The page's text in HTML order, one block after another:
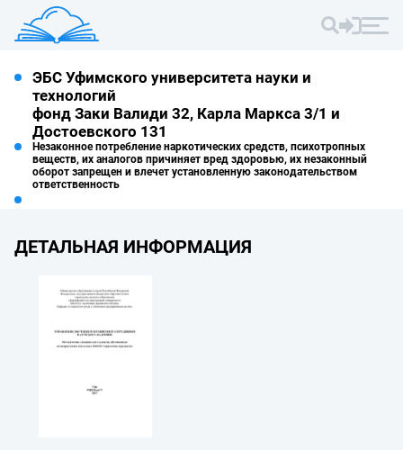
ЭБС Уфимского университета науки и
технологий
фонд Заки Валиди 32, Карла Маркса 3/1 и
Достоевского 131
Незаконное потребление наркотических средств, психотропных
веществ, их аналогов причиняет вред здоровью, их незаконный
оборот запрещен и влечет установленную законодательством
ответственность
ДЕТАЛЬНАЯ ИНФОРМАЦИЯ